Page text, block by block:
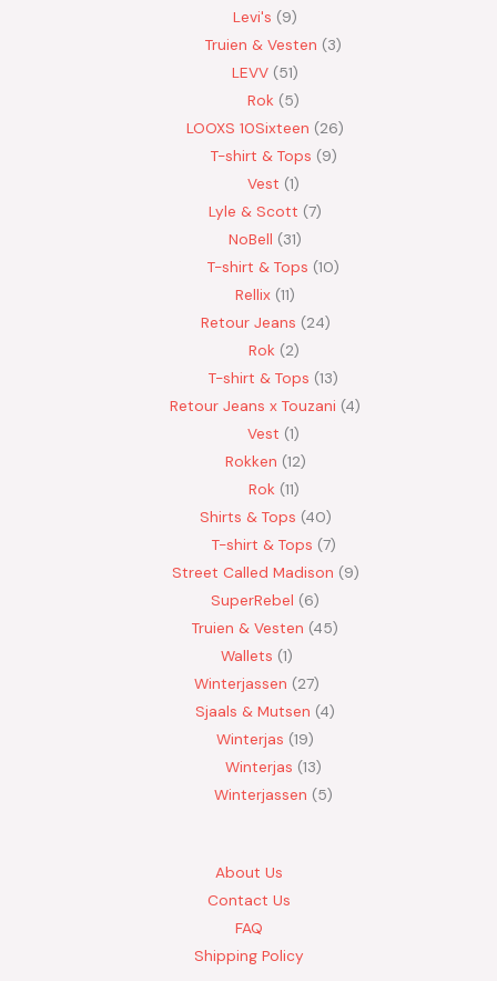
Levi's
9
Truien & Vesten
3
LEVV 51
Rok
5
LOOXS 10Sixteen
26
T-shirt & Tops 9
Vest 1
Lyle & Scott 7
NoBell
31
T-shirt & Tops 10
Rellix 11
Retour Jeans 24
Rok 2
T-shirt & Tops 13
Retour Jeans x Touzani 4
Vest 1
Rokken 12
Rok 11
Shirts & Tops 40
T-shirt & Tops 7
Street Called Madison 9
SuperRebel
6
Truien & Vesten 45
Wallets 1
Winterjassen
27
Sjaals & Mutsen 4
Winterjas 19
Winterjas 13
Winterjassen
5
About Us
Contact Us
FAQ
Shipping Policy